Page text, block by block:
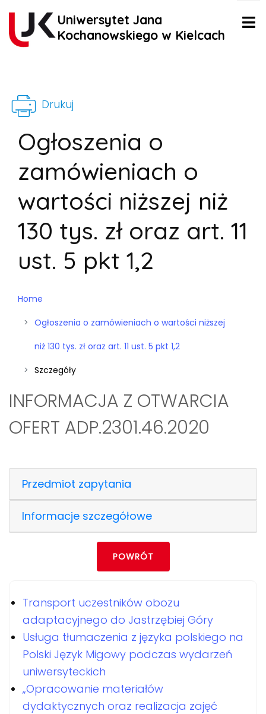
Uniwersytet Jana
Kochanowskiego w Kielcach
Drukuj
Ogłoszenia o
zamówieniach o
wartości niższej niż
130 tys. zł oraz art. 11
ust. 5 pkt 1,2
Home
Ogłoszenia o zamówieniach o wartości niższej
niż 130 tys. zł oraz art. 11 ust. 5 pkt 1,2
Szczegóły
INFORMACJA Z OTWARCIA
OFERT ADP.2301.46.2020
Przedmiot zapytania
Informacje szczegółowe
POWRÓT
Transport uczestników obozu
adaptacyjnego do Jastrzębiej Góry
Usługa tłumaczenia z języka polskiego na
Polski Język Migowy podczas wydarzeń
uniwersyteckich
„Opracowanie materiałów
dydaktycznych oraz realizacja zajęć